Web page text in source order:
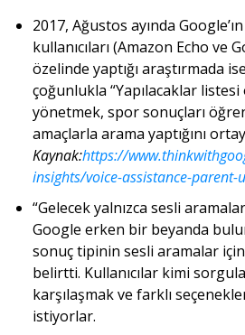
2017, Ağustos ayında
kullanıcıları (Amazon Echo ve
özelinde yaptığı araştırmada
çoğunlukla “Yapılacaklar
yönetmek, spor sonuçları
amaçlarla arama yaptığını
Kaynak:https://
insights/voice-assistance-parent-
“Gelecek yalnızca sesli
Google erken bir beyanda
sonuç tipinin sesli aramalar için
belirtti. Kullanıcılar kimi
karşılaşmak ve farklı
istiyorlar.